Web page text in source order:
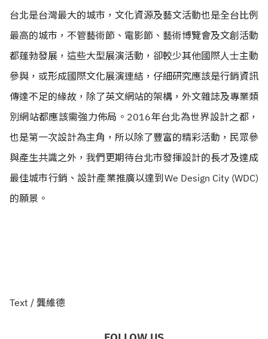
台北是台灣最大的城市，文化資源及藝文活動也是全台比例
最高的城市，不管藝術節、電影節、藝術博覽會及文創活動
都蓬勃發展，這些大型展演活動，卻較少其他國際人士主動
參與 ，或形成國際文化展演連結，仔細研究應該是行銷資訊
傳達不足的緣故，除了英文網站的架構，外文雜誌及專業類
別網站都應該需強力佈局。2016年台北為世界設計之都，
也是第一次設計為主角，所以除了豐富的精彩活動，民眾參
與產生共識之外，我們更期待台北市發揮設計的長才及達成
最佳城市行銷、設計產業推廣以達到We Design City (WDC)
的願景。
Text / 龔維德